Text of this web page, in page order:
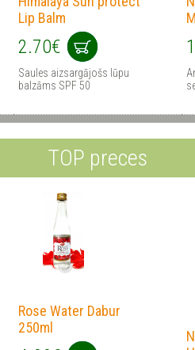
Lip Balm
2.70€
Saules aizsargājošs lūpu
balzāms SPF 50
TOP preces
Rose Water Dabur
250ml